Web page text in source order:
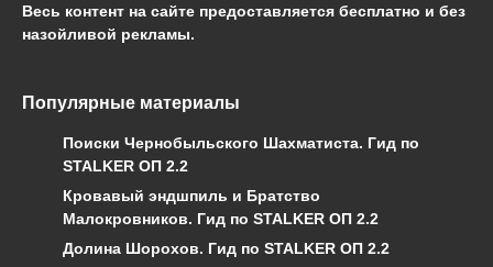
Весь контент на сайте предоставляется бесплатно и без
назойливой рекламы.
Популярные материалы
Поиски Чернобыльского Шахматиста. Гид по
STALKER ОП 2.2
Кровавый эндшпиль и Братство
Малокровников. Гид по STALKER ОП 2.2
Долина Шорохов. Гид по STALKER ОП 2.2